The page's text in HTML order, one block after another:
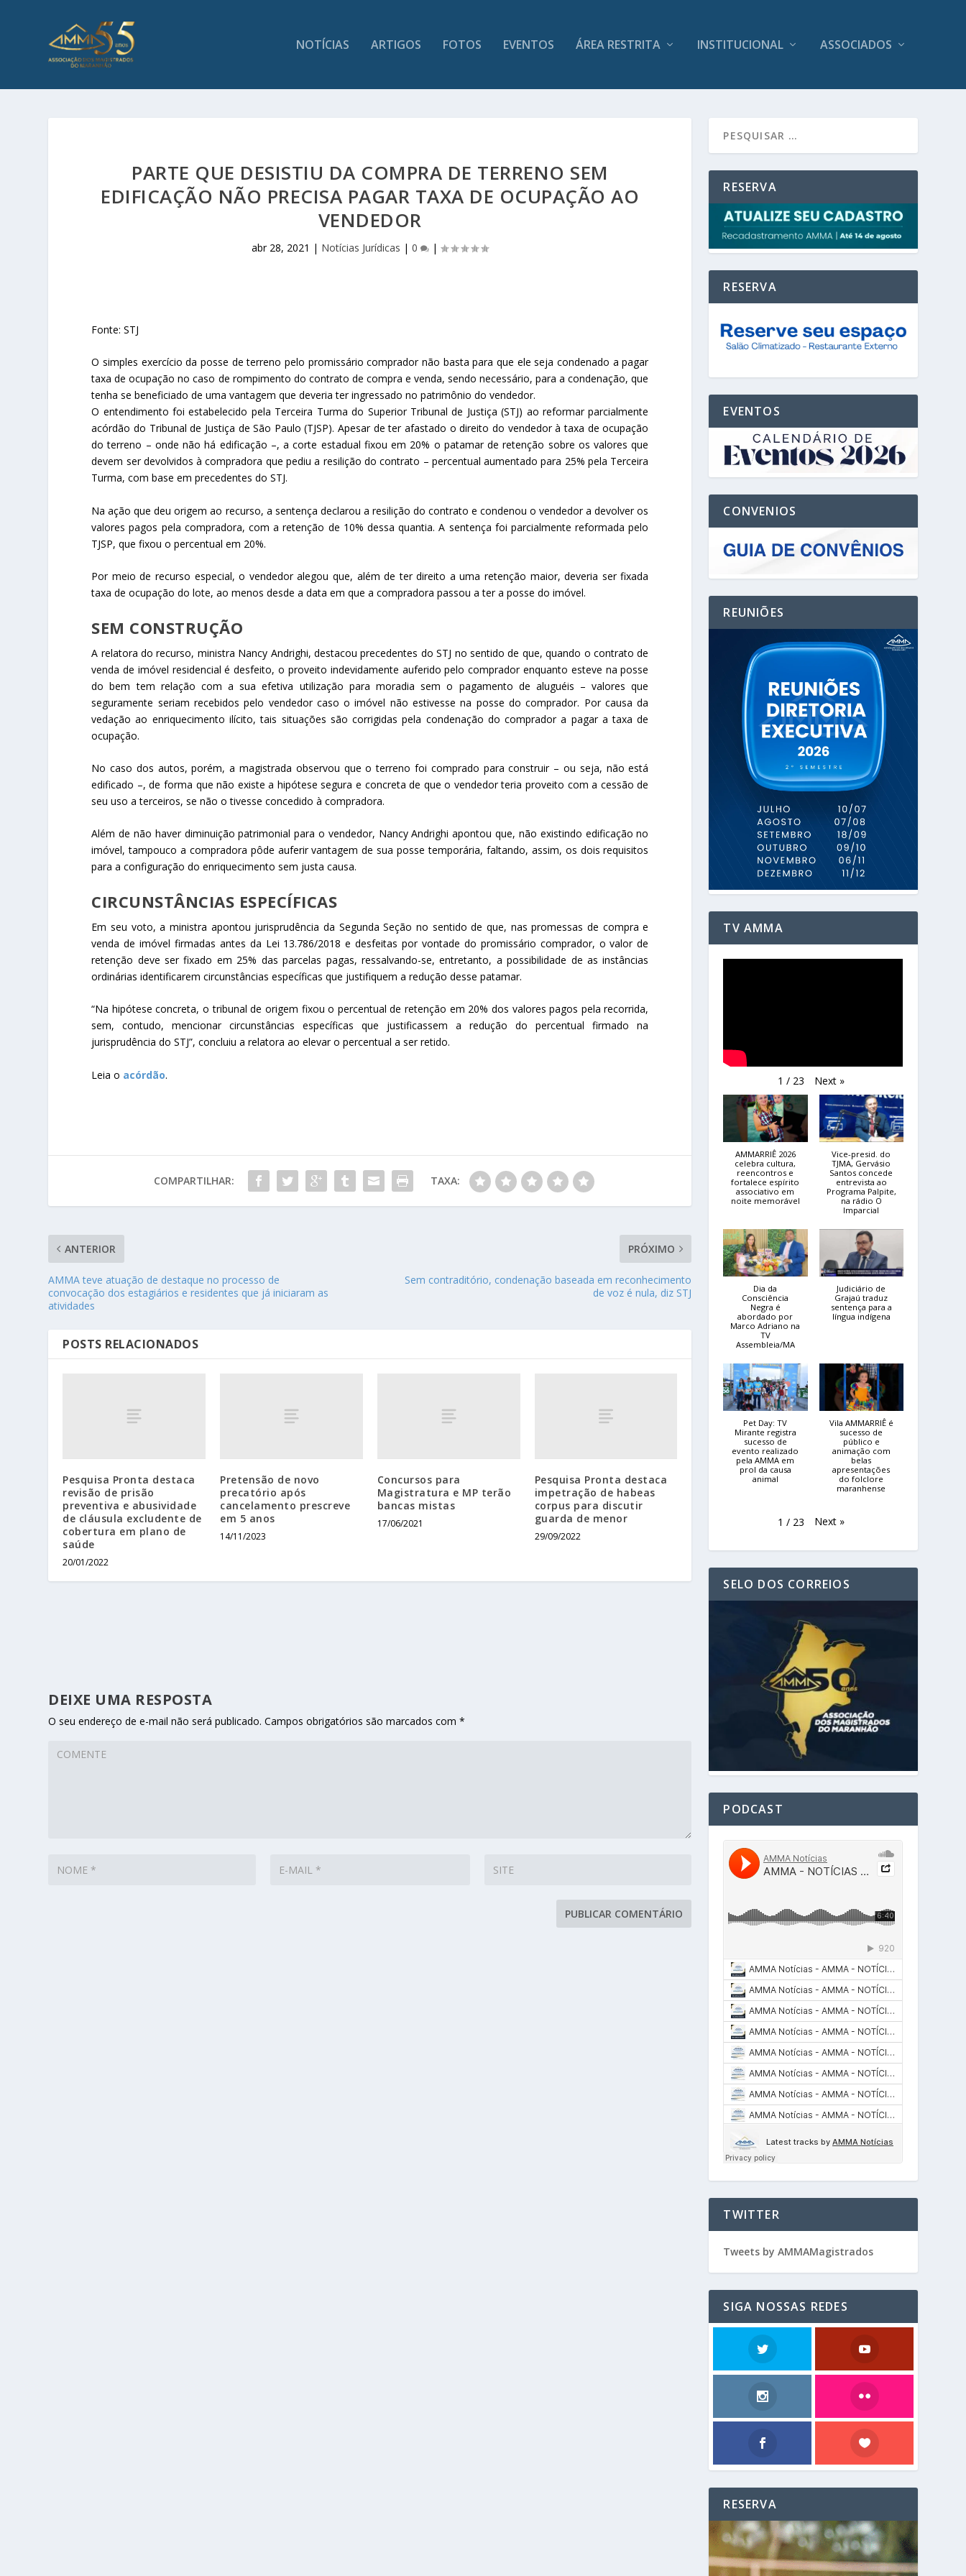
NOTÍCIAS ARTIGOS FOTOS EVENTOS ÁREA RESTRITA INSTITUCIONAL ASSOCIADOS
PARTE QUE DESISTIU DA COMPRA DE TERRENO SEM
EDIFICAÇÃO NÃO PRECISA PAGAR TAXA DE OCUPAÇÃO AO
VENDEDOR
abr 28, 2021 | Notícias Jurídicas |0 |
Fonte: STJ
O simples exercício da posse de terreno pelo promissário comprador não basta para que ele seja condenado a pagar
taxa de ocupação no caso de rompimento do contrato de compra e venda, sendo necessário, para a condenação, que
tenha se beneficiado de uma vantagem que deveria ter ingressado no patrimônio do vendedor.
O entendimento foi estabelecido pela Terceira Turma do Superior Tribunal de Justiça (STJ) ao reformar parcialmente
acórdão do Tribunal de Justiça de São Paulo (TJSP). Apesar de ter afastado o direito do vendedor à taxa de ocupação
do terreno – onde não há edificação –, a corte estadual fixou em 20% o patamar de retenção sobre os valores que
devem ser devolvidos à compradora que pediu a resilição do contrato – percentual aumentado para 25% pela Terceira
Turma, com base em precedentes do STJ.
Na ação que deu origem ao recurso, a sentença declarou a resilição do contrato e condenou o vendedor a devolver os
valores pagos pela compradora, com a retenção de 10% dessa quantia. A sentença foi parcialmente reformada pelo
TJSP, que fixou o percentual em 20%.
Por meio de recurso especial, o vendedor alegou que, além de ter direito a uma retenção maior, deveria ser fixada
taxa de ocupação do lote, ao menos desde a data em que a compradora passou a ter a posse do imóvel.
SEM CONSTRUÇÃO
A relatora do recurso, ministra Nancy Andrighi, destacou precedentes do STJ no sentido de que, quando o contrato de
venda de imóvel residencial é desfeito, o proveito indevidamente auferido pelo comprador enquanto esteve na posse
do bem tem relação com a sua efetiva utilização para moradia sem o pagamento de aluguéis – valores que
seguramente seriam recebidos pelo vendedor caso o imóvel não estivesse na posse do comprador. Por causa da
vedação ao enriquecimento ilícito, tais situações são corrigidas pela condenação do comprador a pagar a taxa de
ocupação.
No caso dos autos, porém, a magistrada observou que o terreno foi comprado para construir – ou seja, não está
edificado –, de forma que não existe a hipótese segura e concreta de que o vendedor teria proveito com a cessão de
seu uso a terceiros, se não o tivesse concedido à compradora.
Além de não haver diminuição patrimonial para o vendedor, Nancy Andrighi apontou que, não existindo edificação no
imóvel, tampouco a compradora pôde auferir vantagem de sua posse temporária, faltando, assim, os dois requisitos
para a configuração do enriquecimento sem justa causa.
CIRCUNSTÂNCIAS ESPECÍFICAS
Em seu voto, a ministra apontou jurisprudência da Segunda Seção no sentido de que, nas promessas de compra e
venda de imóvel firmadas antes da Lei 13.786/2018 e desfeitas por vontade do promissário comprador, o valor de
retenção deve ser fixado em 25% das parcelas pagas, ressalvando-se, entretanto, a possibilidade de as instâncias
ordinárias identificarem circunstâncias específicas que justifiquem a redução desse patamar.
“Na hipótese concreta, o tribunal de origem fixou o percentual de retenção em 20% dos valores pagos pela recorrida,
sem, contudo, mencionar circunstâncias específicas que justificassem a redução do percentual firmado na
jurisprudência do STJ”, concluiu a relatora ao elevar o percentual a ser retido.
Leia o acórdão.
COMPARTILHAR: TAXA:
ANTERIOR
AMMA teve atuação de destaque no processo de
convocação dos estagiários e residentes que já iniciaram as
atividades
PRÓXIMO
Sem contraditório, condenação baseada em reconhecimento
de voz é nula, diz STJ
POSTS RELACIONADOS
Pesquisa Pronta destaca
revisão de prisão
preventiva e abusividade
de cláusula excludente de
cobertura em plano de
saúde
20/01/2022
Pretensão de novo
precatório após
cancelamento prescreve
em 5 anos
14/11/2023
Concursos para
Magistratura e MP terão
bancas mistas
17/06/2021
Pesquisa Pronta destaca
impetração de habeas
corpus para discutir
guarda de menor
29/09/2022
DEIXE UMA RESPOSTA
O seu endereço de e-mail não será publicado. Campos obrigatórios são marcados com*
RESERVA
RESERVA
EVENTOS
CONVENIOS
REUNIÕES
TV AMMA
1 / 23 Next »
AMMARRIÊ 2026
celebra cultura,
reencontros e
fortalece espírito
associativo em
noite memorável
Vice-presid. do
TJMA, Gervásio
Santos concede
entrevista ao
Programa Palpite,
na rádio O
Imparcial
Dia da
Consciência
Negra é
abordado por
Marco Adriano na
TV
Assembleia/MA
Judiciário de
Grajaú traduz
sentença para a
língua indígena
Pet Day: TV
Mirante registra
sucesso de
evento realizado
pela AMMA em
prol da causa
animal
Vila AMMARRIÊ é
sucesso de
público e
animação com
belas
apresentações
do folclore
maranhense
1 / 23 Next »
SELO DOS CORREIOS
PODCAST
TWITTER
Tweets by AMMAMagistrados
SIGA NOSSAS REDES
RESERVA